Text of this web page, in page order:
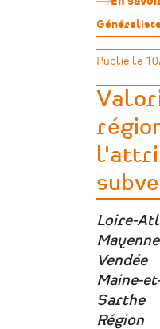
Type
de
patrimoine
Publié le
Zone
Loire-
Mayenne
Vendée
Maine-
Sarthe
Région